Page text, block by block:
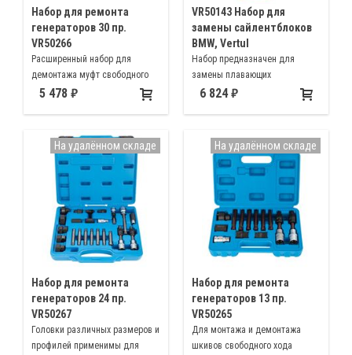
Набор для ремонта
генераторов 30 пр.
VR50266
Расширенный набор для
демонтажа муфт свободного
хода
5 478
VR50143 Набор для
замены сайлентблоков
BMW, Vertul
Набор предназначен для
замены плавающих
сайлентблоков задней
6 824
Набор для ремонта
генераторов 24 пр.
VR50267
Головки различных размеров и
профилей применимы для
На удалённом складе
Набор для ремонта
генераторов 13 пр.
VR50265
Для монтажа и демонтажа
шкивов свободного хода
На удалённом складе